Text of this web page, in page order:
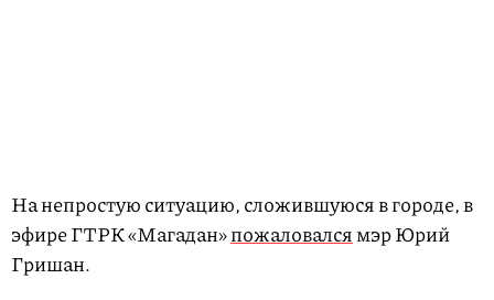
На непростую ситуацию, сложившуюся в городе, в
эфире ГТРК «Магадан»пожаловалсямэр Юрий
Гришан.